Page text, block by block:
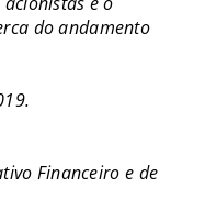
do andamento
Financeiro e de